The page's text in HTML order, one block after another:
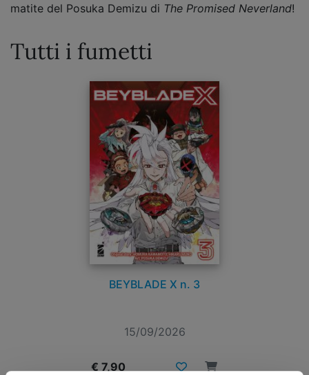
matite del Posuka Demizu di The Promised Neverland!
Tutti i fumetti
BEYBLADE X n. 3
15/09/2026
€ 7,90